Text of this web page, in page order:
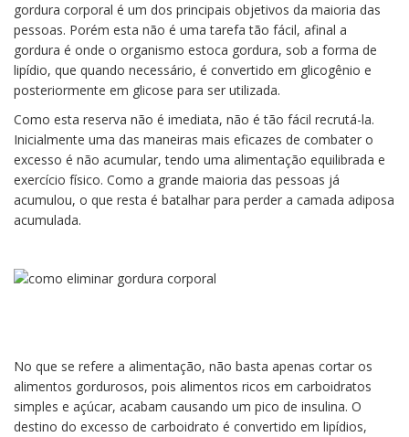
gordura corporal é um dos principais objetivos da maioria das
pessoas. Porém esta não é uma tarefa tão fácil, afinal a
gordura é onde o organismo estoca gordura, sob a forma de
lipídio, que quando necessário, é convertido em glicogênio e
posteriormente em glicose para ser utilizada.
Como esta reserva não é imediata, não é tão fácil recrutá-la.
Inicialmente uma das maneiras mais eficazes de combater o
excesso é não acumular, tendo uma alimentação equilibrada e
exercício físico. Como a grande maioria das pessoas já
acumulou, o que resta é batalhar para perder a camada adiposa
acumulada.
No que se refere a alimentação, não basta apenas cortar os
alimentos gordurosos, pois alimentos ricos em carboidratos
simples e açúcar, acabam causando um pico de insulina. O
destino do excesso de carboidrato é convertido em lipídios,